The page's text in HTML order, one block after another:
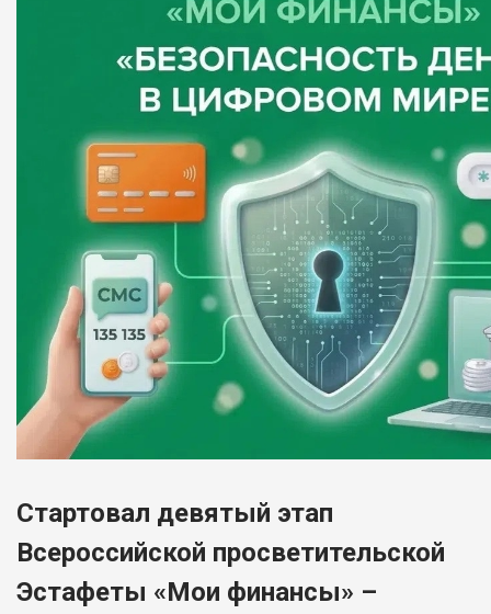
Стартовал девятый этап
Всероссийской просветительской
Эстафеты «Мои финансы» –